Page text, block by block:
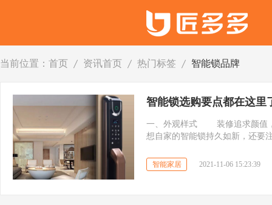
当前位置： 首页 资讯首页 热门标签 智能锁品牌
智能锁选购要点都在这里
一、外观样式 装修追求颜值，智能锁这个门面工程更是严重。 除了形状和颜色，大家要
想自家的智能锁持久如新，还要
智能家居 2021-11-06 15:23:39